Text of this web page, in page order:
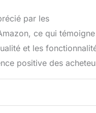
par les
ce qui
et les
positive des